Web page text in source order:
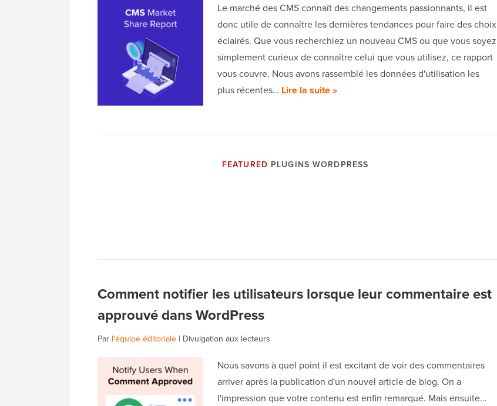
Le marché des CMS connaît des changements passionnants, il est
donc utile de connaître les dernières tendances pour faire des choix
éclairés. Que vous recherchiez un nouveau CMS ou que vous soyez
simplement curieux de connaître celui que vous utilisez, ce rapport
vous couvre. Nous avons rassemblé les données d'utilisation les
plus récentes… Lire la suite »
FEATURED PLUGINS WORDPRESS
Comment notifier les utilisateurs lorsque leur commentaire est
approuvé dans WordPress
Par l'équipe éditoriale | Divulgation aux lecteurs
Nous savons à quel point il est excitant de voir des commentaires
arriver après la publication d'un nouvel article de blog. On a
l'impression que votre contenu est enfin remarqué. Mais ensuite…